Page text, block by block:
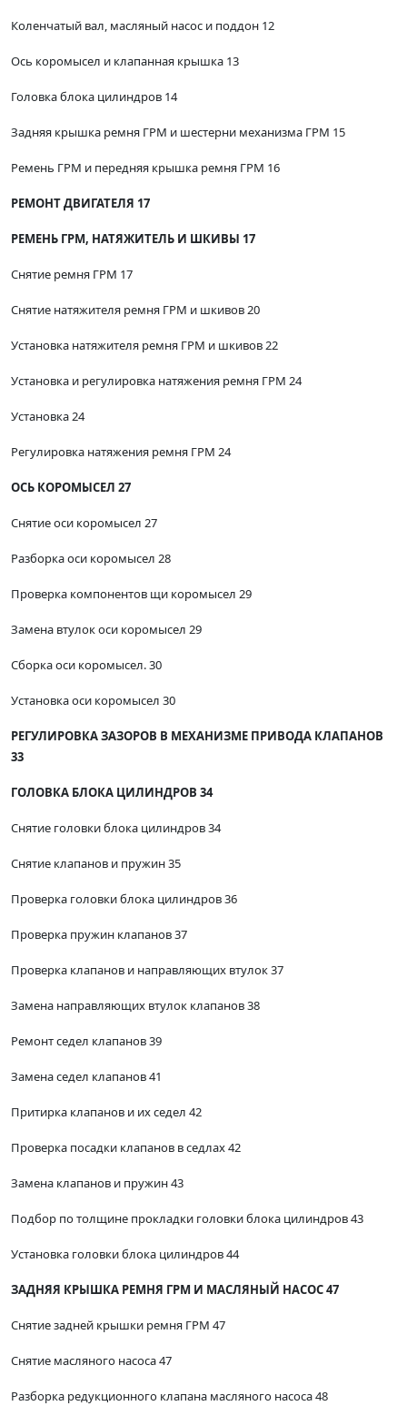
Коленчатый вал, масляный насос и поддон 12
Ось коромысел и клапанная крышка 13
Головка блока цилиндров 14
Задняя крышка ремня ГРМ и шестерни механизма ГРМ 15
Ремень ГРМ и передняя крышка ремня ГРМ 16
РЕМОНТ ДВИГАТЕЛЯ 17
РЕМЕНЬ ГРМ, НАТЯЖИТЕЛЬ И ШКИВЫ 17
Снятие ремня ГРМ 17
Снятие натяжителя ремня ГРМ и шкивов 20
Установка натяжителя ремня ГРМ и шкивов 22
Установка и регулировка натяжения ремня ГРМ 24
Установка 24
Регулировка натяжения ремня ГРМ 24
ОСЬ КОРОМЫСЕЛ 27
Снятие оси коромысел 27
Разборка оси коромысел 28
Проверка компонентов щи коромысел 29
Замена втулок оси коромысел 29
Сборка оси коромысел. 30
Установка оси коромысел 30
РЕГУЛИРОВКА ЗАЗОРОВ В МЕХАНИЗМЕ ПРИВОДА КЛАПАНОВ
33
ГОЛОВКА БЛОКА ЦИЛИНДРОВ 34
Снятие головки блока цилиндров 34
Снятие клапанов и пружин 35
Проверка головки блока цилиндров 36
Проверка пружин клапанов 37
Проверка клапанов и направляющих втулок 37
Замена направляющих втулок клапанов 38
Ремонт седел клапанов 39
Замена седел клапанов 41
Притирка клапанов и их седел 42
Проверка посадки клапанов в седлах 42
Замена клапанов и пружин 43
Подбор по толщине прокладки головки блока цилиндров 43
Установка головки блока цилиндров 44
ЗАДНЯЯ КРЫШКА РЕМНЯ ГРМ И МАСЛЯНЫЙ НАСОС 47
Снятие задней крышки ремня ГРМ 47
Снятие масляного насоса 47
Разборка редукционного клапана масляного насоса 48